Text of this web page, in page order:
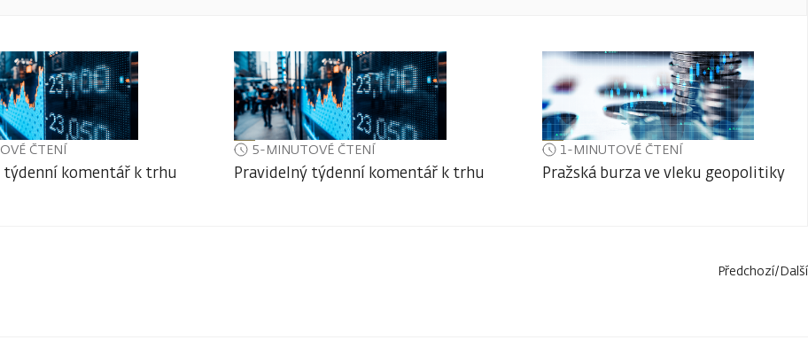
ČTENÍ
týdenní komentář k trhu
5-MINUTOVÉ ČTENÍ
Pravidelný týdenní komentář k trhu
1-MINUTOVÉ ČTENÍ
Pražská burza ve vleku geopolitiky
Předchozí/Další